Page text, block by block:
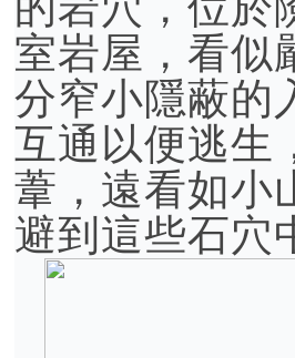
室岩屋，看似
分窄小隱蔽的
互通以便逃生
葦，遠看如小
避到這些石穴